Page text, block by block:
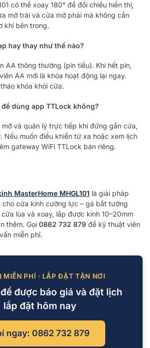
có thể xoay 180° để đổi chiều hiển thị,
mở trái và cửa mở phải mà không cần
khí bên trong.
hay thay như thế nào?
AA thông thường (pin tiểu). Khi hết pin,
AA mới là khóa hoạt động lại ngay.
khóa khỏi cửa.
dùng app TTLock không?
mở và quản lý trực tiếp khi đứng gần cửa,
Nếu muốn điều khiển từ xa hoặc xem lịch
gateway WiFi TTLock bán riêng.
MasterHome MHGL101 là giải pháp
cho cửa kính cường lực – gá bắt tường
lùa và xoay, lắp được kính 10–20mm
thêm. Gọi 0862 732 879 để kỹ thuật viên
miễn phí.
MIỄN PHÍ · LẮP ĐẶT TẬN NƠI
được báo giá và đặt lịch
lắp đặt hôm nay
ngay: 0862 732 879